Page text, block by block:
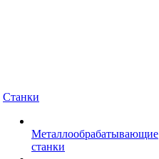
Станки
Металлообрабатывающие
станки